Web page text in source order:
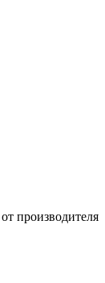
производителя